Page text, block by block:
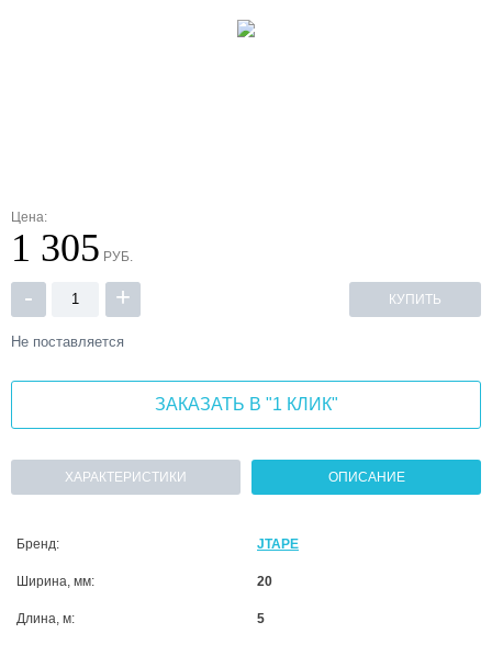
Цена:
1 305 РУБ.
- + КУПИТЬ
Не поставляется
ЗАКАЗАТЬ В "1 КЛИК"
ХАРАКТЕРИСТИКИ ОПИСАНИЕ
Бренд: JTAPE
Ширина, мм: 20
Длина, м: 5